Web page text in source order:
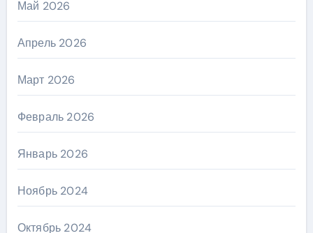
Май 2026
Апрель 2026
Март 2026
Февраль 2026
Январь 2026
Ноябрь 2024
Октябрь 2024